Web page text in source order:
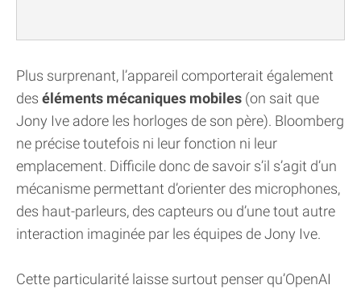
Plus surprenant, l’appareil comporterait également
des éléments mécaniques mobiles (on sait que
Jony Ive adore les horloges de son père). Bloomberg
ne précise toutefois ni leur fonction ni leur
emplacement. Difficile donc de savoir s’il s’agit d’un
mécanisme permettant d’orienter des microphones,
des haut-parleurs, des capteurs ou d’une tout autre
interaction imaginée par les équipes de Jony Ive.
Cette particularité laisse surtout penser qu’OpenAI